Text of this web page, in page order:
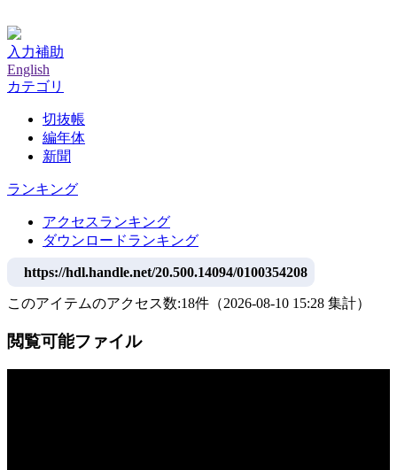
入力補助
English
カテゴリ
切抜帳
編年体
新聞
ランキング
アクセスランキング
ダウンロードランキング
https://hdl.handle.net/20.500.14094/0100354208
このアイテムのアクセス数:18件 （2026-08-10 15:28 集計）
閲覧可能ファイル